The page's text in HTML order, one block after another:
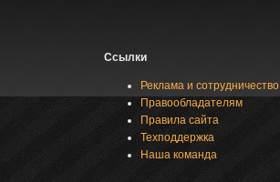
Ссылки
Реклама и сотрудничество
Правообладателям
Правила сайта
Техподдержка
Наша команда